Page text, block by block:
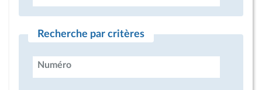
Recherche par critères
Numéro